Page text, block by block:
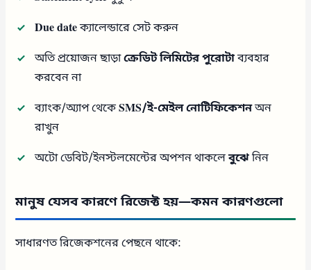
Due dateক্যালেন্ডারে সেট করুন
অতি প্রয়োজন ছাড়াক্রেডিট লিমিটের পুরোটাব্যবহার
করবেন না
ব্যাংক/অ্যাপ থেকেSMS/ই-মেইল নোটিফিকেশনঅন
রাখুন
অটো ডেবিট/ইনস্টলমেন্টের অপশন থাকলেবুঝেনিন
মানুষ যেসব কারণে রিজেক্ট হয়—কমন কারণগুলো
সাধারণত রিজেকশনের পেছনে থাকে: